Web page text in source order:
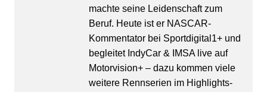
machte seine Leidenschaft zum
Beruf. Heute ist er NASCAR-
Kommentator bei Sportdigital1+ und
begleitet IndyCar & IMSA live auf
Motorvision+ – dazu kommen viele
weitere Rennserien im Highlights-